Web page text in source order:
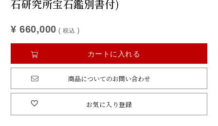
石研究所宝石鑑別書付)
¥ 660,000 税込
お気に入り登録
カートに入れる
商品についてのお問い合わせ